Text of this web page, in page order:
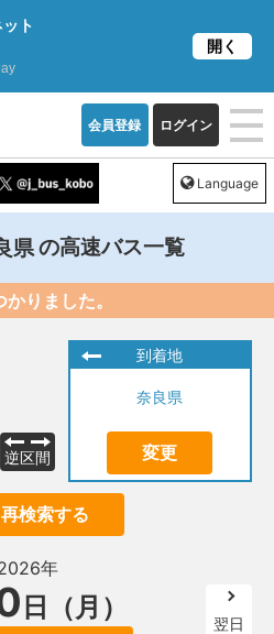
会員登録 ログイン
Language
県の高速バス一覧
りました。
逆区間
到着地
奈良県
変更
再検索する
年
日（月） 翌日
ト
開く